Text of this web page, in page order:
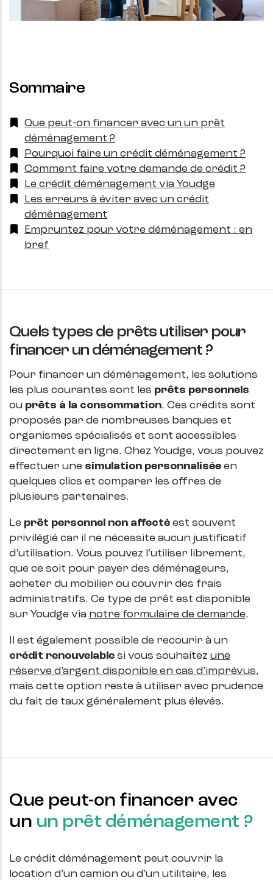
Sommaire
Que peut-on financer avec un un prêt
déménagement ?
Pourquoi faire un crédit déménagement ?
Comment faire votre demande de crédit ?
Le crédit déménagement via Youdge
Les erreurs à éviter avec un crédit
déménagement
Empruntez pour votre déménagement : en
bref
Quels types de prêts utiliser pour
financer un déménagement ?
Pour financer un déménagement, les solutions
les plus courantes sont les prêts personnels
ou prêts à la consommation. Ces crédits sont
proposés par de nombreuses banques et
organismes spécialisés et sont accessibles
directement en ligne. Chez Youdge, vous pouvez
effectuer une simulation personnalisée en
quelques clics et comparer les offres de
plusieurs partenaires.
Le prêt personnel non affecté est souvent
privilégié car il ne nécessite aucun justificatif
d’utilisation. Vous pouvez l’utiliser librement,
que ce soit pour payer des déménageurs,
acheter du mobilier ou couvrir des frais
administratifs. Ce type de prêt est disponible
sur Youdge via notre formulaire de demande.
Il est également possible de recourir à un
crédit renouvelable si vous souhaitez une
réserve d’argent disponible en cas d’imprévus,
mais cette option reste à utiliser avec prudence
du fait de taux généralement plus élevés.
Que peut-on financer avec
un un prêt déménagement ?
Le crédit déménagement peut couvrir la
location d’un camion ou d’un utilitaire, les